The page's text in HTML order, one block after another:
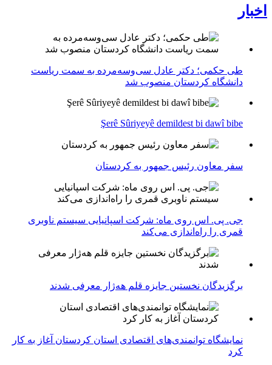
اخبار
طی حکمی؛ دکتر عادل سی‌وسه‌مرده به سمت ریاست
دانشگاه کردستان منصوب شد
Şerê Sûriyeyê demildest bi dawî bibe
سفر معاون رئیس جمهور به کردستان
جی. پی. اس روی ماه: شرکت اسپانیایی سیستم ناوبری
قمری را راه‌اندازی می‌کند
برگزیدگان نخستین جایزه قلم هه‌ژار معرفی شدند
نمایشگاه توانمندی‌های اقتصادی استان کردستان آغاز به کار
کرد